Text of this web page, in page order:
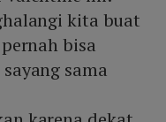
kita buat
bisa
sama